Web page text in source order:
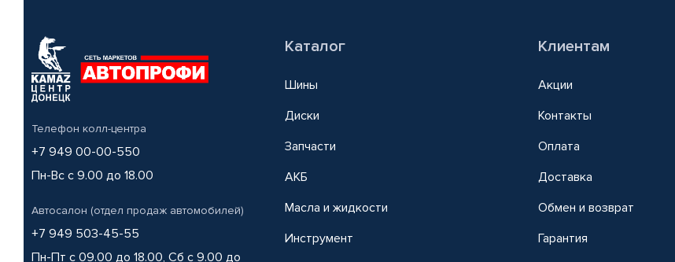
Телефон колл-центра
+7 949 00-00-550
Пн-Вс с 9.00 до 18.00
Автосалон (отдел продаж автомобилей)
+7 949 503-45-55
Пн-Пт с 09.00 до 18.00, Сб с 9.00 до
Каталог
Шины
Диски
Запчасти
АКБ
Масла и жидкости
Инструмент
Клиентам
Акции
Контакты
Оплата
Доставка
Обмен и возврат
Гарантия